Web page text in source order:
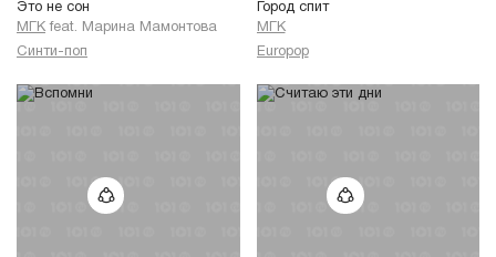
Это не сон
МГК feat. Марина Мамонтова
Синти-поп
Город спит
МГК
Europop